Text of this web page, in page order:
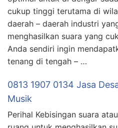
cukup tinggi terutama di
daerah – daerah industri
menghasilkan suara yang
Anda sendiri ingin
tenang di tengah – …
0813 1907 0134 Jasa
Musik
Perihal Kebisingan suara